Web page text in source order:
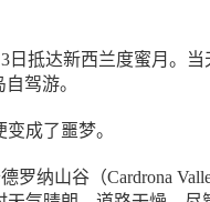
日抵达新西兰度蜜月。
驾游。
成了噩梦。
罗纳山谷（Cardrona